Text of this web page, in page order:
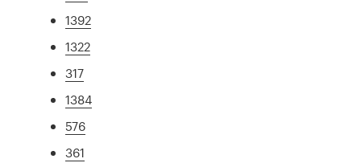
1392
1322
317
1384
576
361